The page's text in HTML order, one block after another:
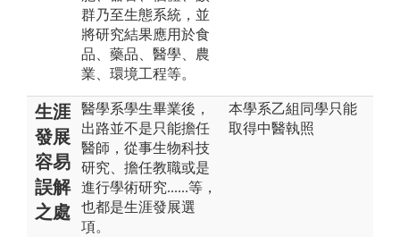
群乃至生態系統，並
將研究結果應用於食
品、藥品、醫學、農
業、環境工程等。
生涯
發展
容易
誤解
之處
醫學系學生畢業後，
出路並不是只能擔任
醫師，從事生物科技
研究、擔任教職或是
進行學術研究......等，
也都是生涯發展選
項。
本學系乙組同學只能
取得中醫執照